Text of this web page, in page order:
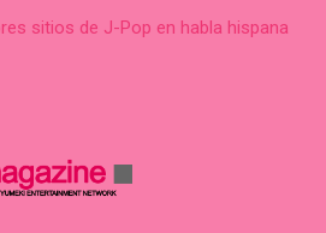
sitios de J-Pop en habla hispana